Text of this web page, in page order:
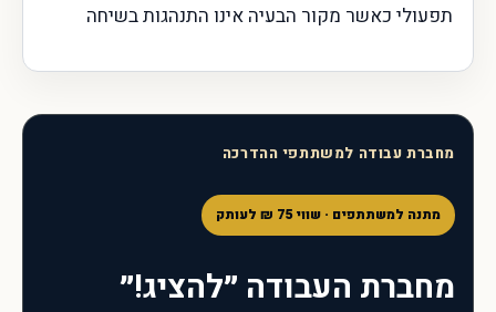
תפעולי כאשר מקור הבעיה אינו התנהגות בשיחה
מחברת עבודה למשתתפי ההדרכה
מתנה למשתתפים · שווי 75 ₪ לעותק
מחברת העבודה ״להציג!״